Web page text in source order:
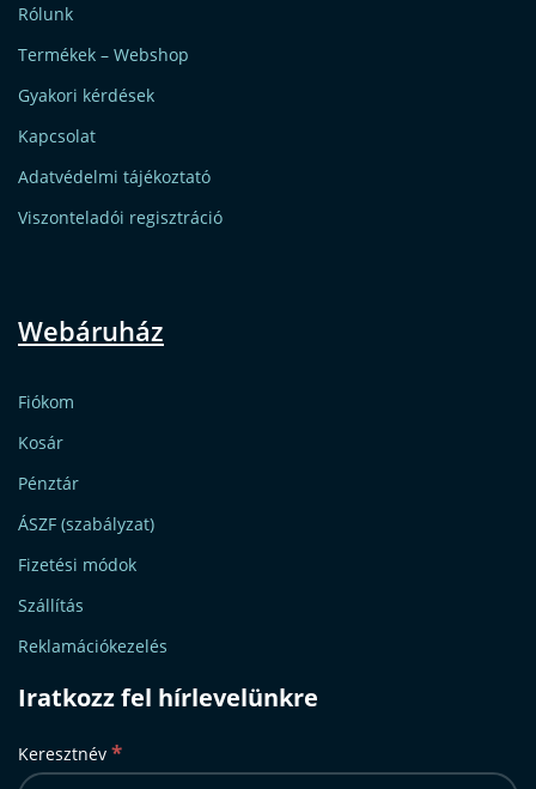
Rólunk
Termékek – Webshop
Gyakori kérdések
Kapcsolat
Adatvédelmi tájékoztató
Viszonteladói regisztráció
Webáruház
Fiókom
Kosár
Pénztár
ÁSZF (szabályzat)
Fizetési módok
Szállítás
Reklamációkezelés
Iratkozz fel hírlevelünkre
Keresztnév *